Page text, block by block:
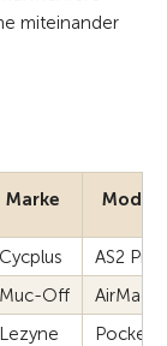
miteinander
Marke Modell
Cycplus
AS2 Pro
Muc-Off
Lezyne
Pocket